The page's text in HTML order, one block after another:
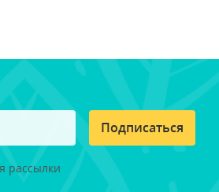
Подписаться
рассылки